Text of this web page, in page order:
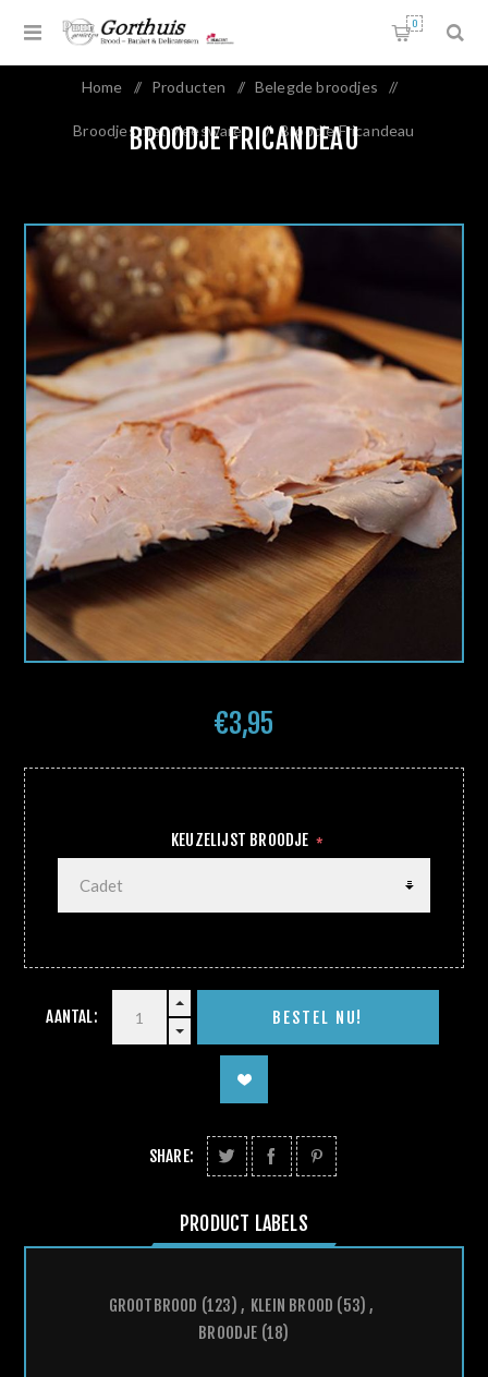
0
Home / Producten / Belegde broodjes /
Broodjes met vleeswaren / Broodje Fricandeau
BROODJE FRICANDEAU
€3,95
KEUZELIJST BROODJE *
AANTAL:
SHARE:
PRODUCT LABELS
GROOTBROOD (123) , KLEIN BROOD (53) ,
BROODJE (18)